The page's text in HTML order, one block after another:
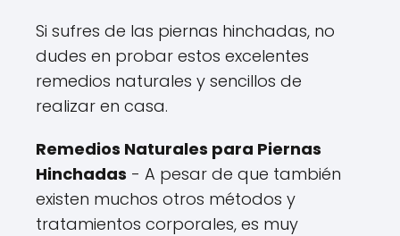
Si sufres de las piernas hinchadas, no
dudes en probar estos excelentes
remedios naturales y sencillos de
realizar en casa.
Remedios Naturales para Piernas
Hinchadas - A pesar de que también
existen muchos otros métodos y
tratamientos corporales, es muy